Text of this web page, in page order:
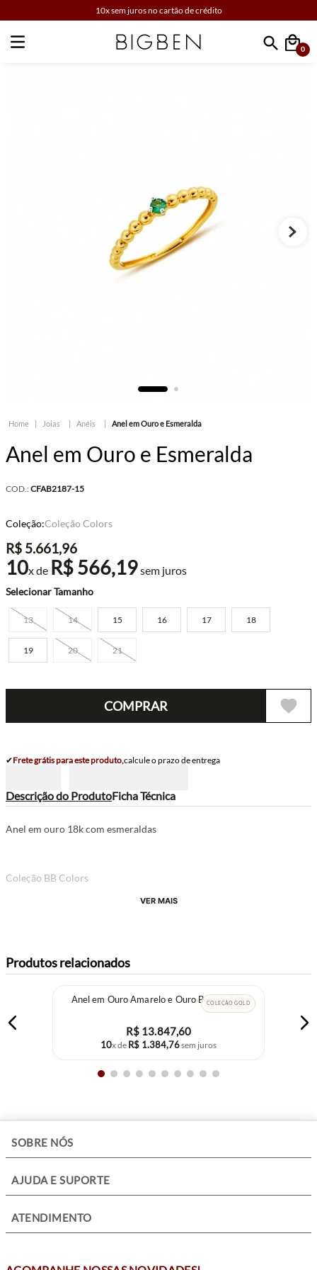
10x sem juros no cartão de crédito
0
Joias Anéis Anel em Ouro e Esmeralda
Anel em Ouro e Esmeralda
COD.:CFAB2187-15
Coleção:Coleção Colors
R$ 5.661,96
10x de R$566,19sem juros
Tamanho
13 14 15 16 17 18
19 20 21
COMPRAR
✔Frete grátis para este produto,calcule o prazo de entrega
Descrição do ProdutoFicha Técnica
Anel em ouro 18k com esmeraldas
Coleção BB Colors
VER MAIS
Produtos relacionados
COLEÇÃO GOLD
Anel em Ouro Amarelo e Ouro Branco 18k
R$ 13.847,60
10x de R$ 1.384,76sem juros
SOBRE NÓS
AJUDA E SUPORTE
ATENDIMENTO